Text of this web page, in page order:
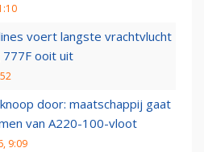
voert langste vrachtvlucht
ooit uit
knoop door: maatschappij gaat
van A220-100-vloot
9:09